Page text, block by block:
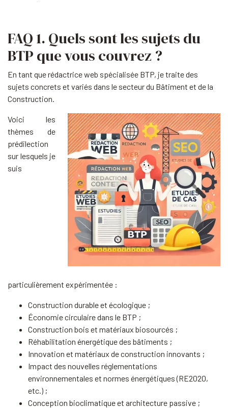
FAQ 1. Quels sont les sujets du
BTP que vous couvrez ?
En tant que rédactrice web spécialisée BTP, je traite des
sujets concrets et variés dans le secteur du Bâtiment et de la
Construction.
Voici les
thèmes de
prédilection
sur lesquels je
suis
particulièrement expérimentée :
Construction durable et écologique ;
Économie circulaire dans le BTP ;
Construction bois et matériaux biosourcés ;
Réhabilitation énergétique des bâtiments ;
Innovation et matériaux de construction innovants ;
Impact des nouvelles réglementations
environnementales et normes énergétiques (RE2020,
etc.) ;
Conception bioclimatique et architecture passive ;